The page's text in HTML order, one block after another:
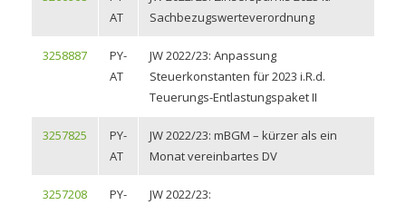
AT
Sachbezugswerteverordnung
3258887
PY-
AT
JW 2022/23: Anpassung
Steuerkonstanten für 2023 i.R.d.
Teuerungs-Entlastungspaket II
3257825
PY-
AT
JW 2022/23: mBGM – kürzer als ein
Monat vereinbartes DV
3257208
PY-
JW 2022/23: